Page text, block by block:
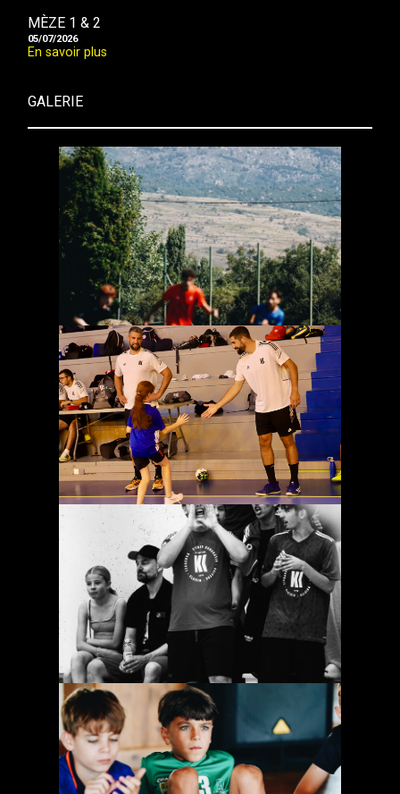
MÈZE 1 & 2
05/07/2026
En savoir plus
GALERIE